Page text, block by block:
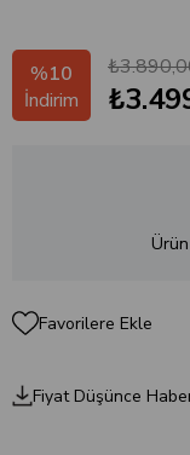
%10
İndirim
Favorilere Ekle
Fiyat Düşünce